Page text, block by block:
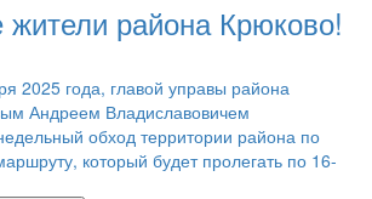
района Крюково!
2025 года, главой управы района
Андреем Владиславовичем
обход территории района по
который будет пролегать по 16-